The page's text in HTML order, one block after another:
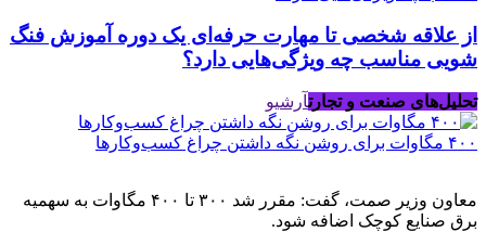
از علاقه شخصی تا مهارت حرفه‌ای یک دوره آموزش فنگ
شویی مناسب چه ویژگی‌هایی دارد؟
تحلیل‌های صنعت و تجارتآرشیو
۴۰۰ مگاوات برای روشن نگه داشتن چراغ کسب‌وکار‌ها
معاون وزیر صمت، گفت: مقرر شد ۳۰۰ تا ۴۰۰ مگاوات به سهمیه
برق صنایع کوچک اضافه شود.